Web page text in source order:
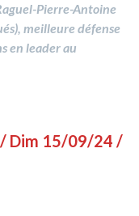
Pierre-Antoine
meilleure défense
en leader au
/ Dim 15/09/24 /